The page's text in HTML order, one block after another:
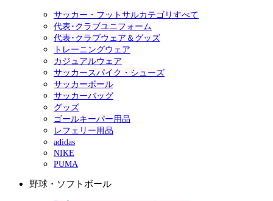
サッカー・フットサルカテゴリすべて
代表･クラブユニフォーム
代表･クラブウェア＆グッズ
トレーニングウェア
カジュアルウェア
サッカースパイク・シューズ
サッカーボール
サッカーバッグ
グッズ
ゴールキーパー用品
レフェリー用品
adidas
NIKE
PUMA
野球・ソフトボール